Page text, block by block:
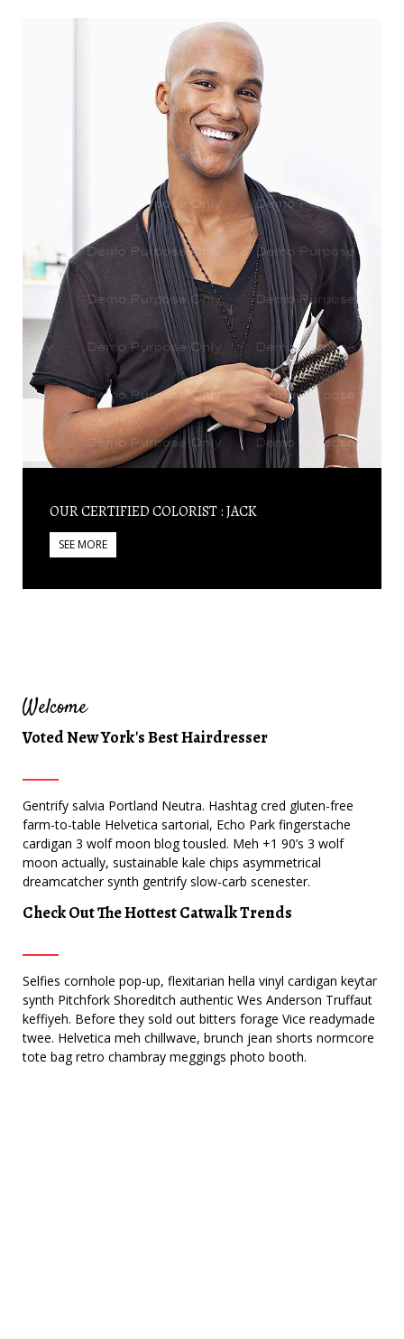
OUR CERTIFIED COLORIST : JACK
SEE MORE
Welcome
Voted New York's Best Hairdresser
Gentrify salvia Portland Neutra. Hashtag cred gluten-free
farm-to-table Helvetica sartorial, Echo Park fingerstache
cardigan 3 wolf moon blog tousled. Meh +1 90’s 3 wolf
moon actually, sustainable kale chips asymmetrical
dreamcatcher synth gentrify slow-carb scenester.
Check Out The Hottest Catwalk Trends
Selfies cornhole pop-up, flexitarian hella vinyl cardigan keytar
synth Pitchfork Shoreditch authentic Wes Anderson Truffaut
keffiyeh. Before they sold out bitters forage Vice readymade
twee. Helvetica meh chillwave, brunch jean shorts normcore
tote bag retro chambray meggings photo booth.